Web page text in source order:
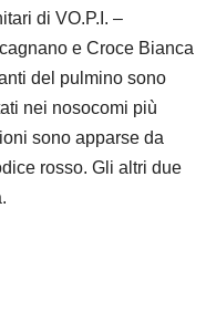
di VO.P.I. –
e Croce Bianca
del pulmino sono
nei nosocomi più
sono apparse da
rosso. Gli altri due